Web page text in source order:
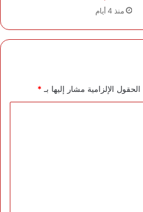
منذ 4 أيام
الحقول الإلزامية مشار إليها بـ *